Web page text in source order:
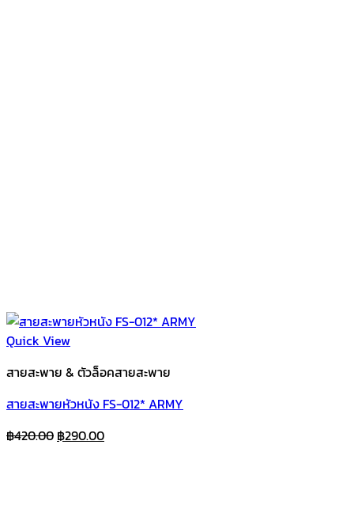
Quick View
สายสะพาย & ตัวล็อคสายสะพาย
สายสะพายหัวหนัง FS-012* ARMY
฿420.00 Original
฿290.00Current